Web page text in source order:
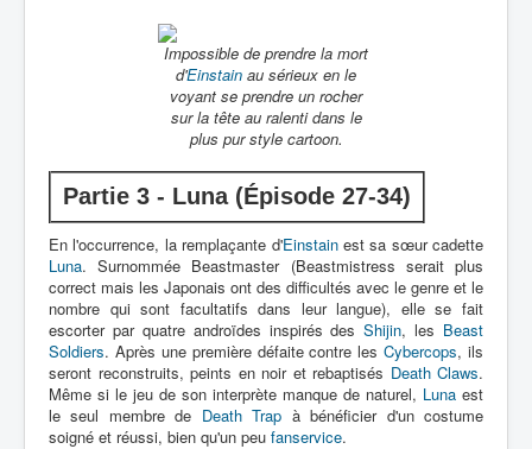
Impossible de prendre la mort
d'Einstain au sérieux en le
voyant se prendre un rocher
sur la tête au ralenti dans le
plus pur style cartoon.
Partie 3 - Luna (Épisode 27-34)
En l'occurrence, la remplaçante d'Einstainest sa sœur cadette
Luna. Surnommée Beastmaster (Beastmistress serait plus
correct mais les Japonais ont des difficultés avec le genre et le
nombre qui sont facultatifs dans leur langue), elle se fait
escorter par quatre androïdes inspirés desShijin, les Beast
Soldiers. Après une première défaite contre lesCybercops, ils
seront reconstruits, peints en noir et rebaptisés Death Claws.
Même si le jeu de son interprète manque de naturel, Luna est
le seul membre de Death Trap à bénéficier d'un costume
soigné et réussi, bien qu'un peu fanservice.